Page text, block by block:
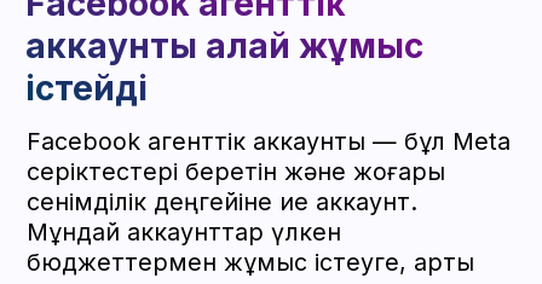
Бұл компанияның барлық жарнама
ресурстарын біріктіретін платформа:
жарнама аккаунттары, парақшалар,
қызметкерлер. Оның көмегімен қол
жеткізуді басқару және рөлдерді бөлу
ыңғайлы.
Business Manager
Есептер және
аналитика